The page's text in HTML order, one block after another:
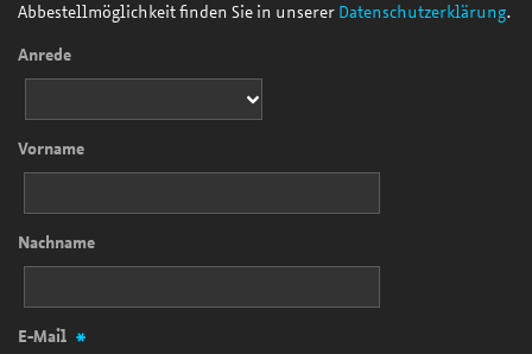
Abbestellmöglichkeit finden Sie in unserer Datenschutzerklärung.
Anrede
Vorname
Nachname
E-Mail *